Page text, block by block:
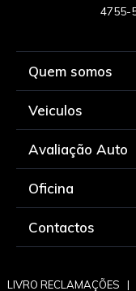
Quem somos
Veiculos
Avaliação Auto
Oficina
Contactos
LIVRO RECLAMAÇÕES |